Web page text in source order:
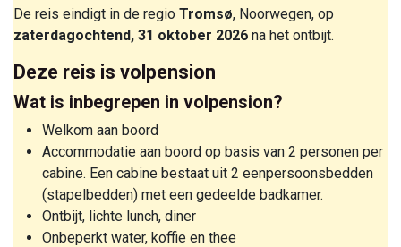
De reis eindigt in de regio Tromsø, Noorwegen, op
zaterdagochtend, 31 oktober 2026 na het ontbijt.
Deze reis is volpension
Wat is inbegrepen in volpension?
Welkom aan boord
Accommodatie aan boord op basis van 2 personen per
cabine. Een cabine bestaat uit 2 eenpersoonsbedden
(stapelbedden) met een gedeelde badkamer.
Ontbijt, lichte lunch, diner
Onbeperkt water, koffie en thee